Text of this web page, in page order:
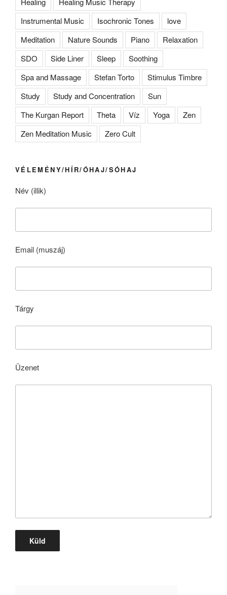
Instrumental Music
Isochronic Tones
love
Meditation
Nature Sounds Piano
Relaxation
SDO
Side Liner Sleep
Soothing
Spa and Massage
Stefan Torto
Stimulus Timbre
Study
Study and Concentration
Sun
The Kurgan Report
Theta Víz Yoga
Zen
Zen Meditation Music
Zero Cult
VÉLEMÉNY/HÍR/ÓHAJ/SÓHAJ
Név (illik)
Email (muszáj)
Tárgy
Üzenet